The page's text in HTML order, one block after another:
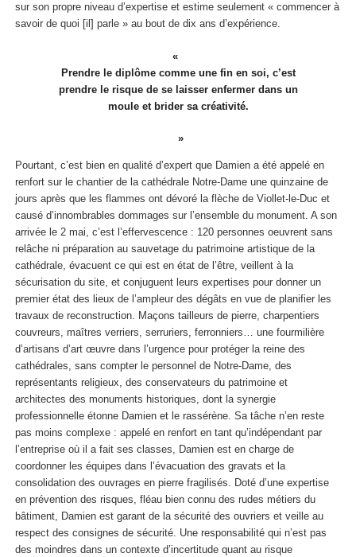
sur son propre niveau d’expertise et estime seulement « commencer à
savoir de quoi [il] parle » au bout de dix ans d’expérience.
Prendre le diplôme comme une fin en soi, c’est
prendre le risque de se laisser enfermer dans un
moule et brider sa créativité.
Pourtant, c’est bien en qualité d’expert que Damien a été appelé en
renfort sur le chantier de la cathédrale Notre-Dame une quinzaine de
jours après que les flammes ont dévoré la flèche de Viollet-le-Duc et
causé d’innombrables dommages sur l’ensemble du monument. A son
arrivée le 2 mai, c’est l’effervescence : 120 personnes oeuvrent sans
relâche ni préparation au sauvetage du patrimoine artistique de la
cathédrale, évacuent ce qui est en état de l’être, veillent à la
sécurisation du site, et conjuguent leurs expertises pour donner un
premier état des lieux de l’ampleur des dégâts en vue de planifier les
travaux de reconstruction. Maçons tailleurs de pierre, charpentiers
couvreurs, maîtres verriers, serruriers, ferronniers… une fourmilière
d’artisans d’art œuvre dans l’urgence pour protéger la reine des
cathédrales, sans compter le personnel de Notre-Dame, des
représentants religieux, des conservateurs du patrimoine et
architectes des monuments historiques, dont la synergie
professionnelle étonne Damien et le rassérène. Sa tâche n’en reste
pas moins complexe : appelé en renfort en tant qu’indépendant par
l’entreprise où il a fait ses classes, Damien est en charge de
coordonner les équipes dans l’évacuation des gravats et la
consolidation des ouvrages en pierre fragilisés. Doté d’une expertise
en prévention des risques, fléau bien connu des rudes métiers du
bâtiment, Damien est garant de la sécurité des ouvriers et veille au
respect des consignes de sécurité. Une responsabilité qui n’est pas
des moindres dans un contexte d’incertitude quant au risque